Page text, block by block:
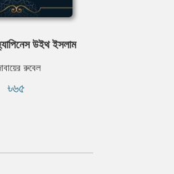
উইথ ইসলাম
রুবেল
৳৬৫